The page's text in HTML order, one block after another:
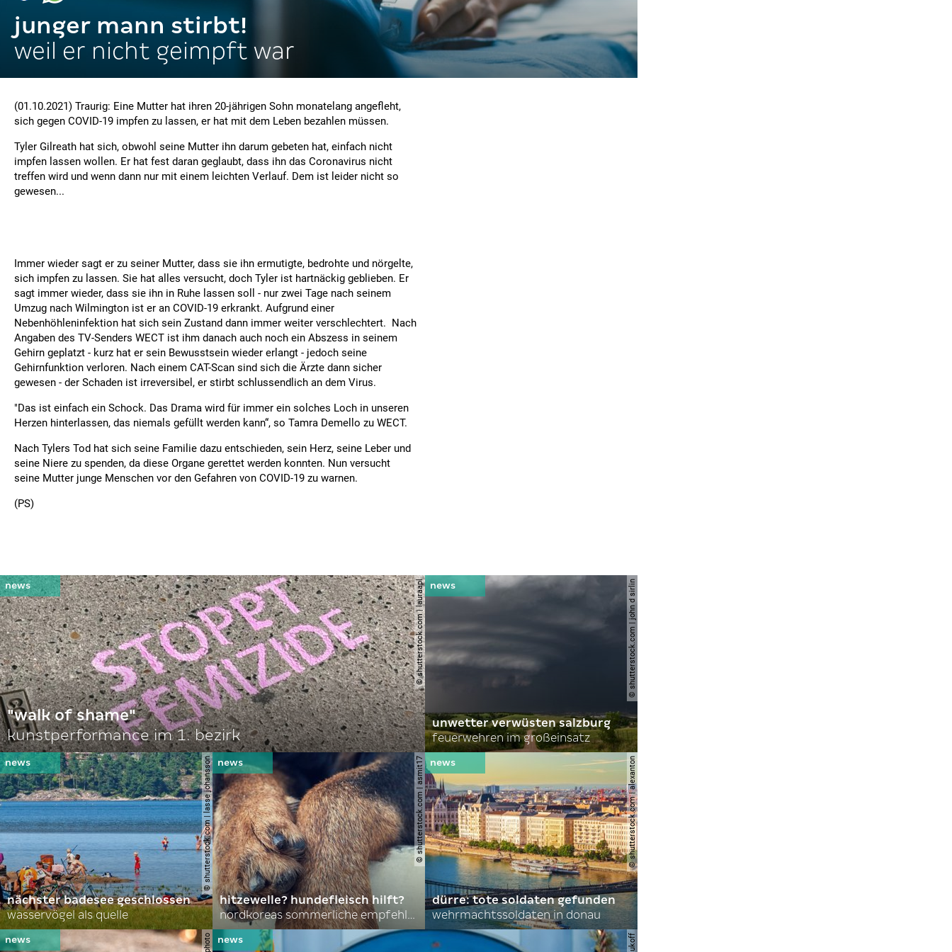
junger mann stirbt!
weil er nicht geimpft war
(01.10.2021) Traurig: Eine Mutter hat ihren 20-jährigen Sohn monatelang angefleht,
sich gegen COVID-19 impfen zu lassen, er hat mit dem Leben bezahlen müssen.
Tyler Gilreath hat sich, obwohl seine Mutter ihn darum gebeten hat, einfach nicht
impfen lassen wollen. Er hat fest daran geglaubt, dass ihn das Coronavirus nicht
treffen wird und wenn dann nur mit einem leichten Verlauf. Dem ist leider nicht so
gewesen...
Immer wieder sagt er zu seiner Mutter, dass sie ihn ermutigte, bedrohte und nörgelte,
sich impfen zu lassen. Sie hat alles versucht, doch Tyler ist hartnäckig geblieben. Er
sagt immer wieder, dass sie ihn in Ruhe lassen soll - nur zwei Tage nach seinem
Umzug nach Wilmington ist er an COVID-19 erkrankt. Aufgrund einer
Nebenhöhleninfektion hat sich sein Zustand dann immer weiter verschlechtert. Nach
Angaben des TV-Senders WECT ist ihm danach auch noch ein Abszess in seinem
Gehirn geplatzt - kurz hat er sein Bewusstsein wieder erlangt - jedoch seine
Gehirnfunktion verloren. Nach einem CAT-Scan sind sich die Ärzte dann sicher
gewesen - der Schaden ist irreversibel, er stirbt schlussendlich an dem Virus.
"Das ist einfach ein Schock. Das Drama wird für immer ein solches Loch in unseren
Herzen hinterlassen, das niemals gefüllt werden kann“, so Tamra Demello zu WECT.
Nach Tylers Tod hat sich seine Familie dazu entschieden, sein Herz, seine Leber und
seine Niere zu spenden, da diese Organe gerettet werden konnten. Nun versucht
seine Mutter junge Menschen vor den Gefahren von COVID-19 zu warnen.
(PS)
© shutterstock.com | lauraapl
"walk of shame"
kunstperformance im 1. bezirk
© shutterstock.com | john d sirlin
unwetter verwüsten salzburg
feuerwehren im großeinsatz
© shutterstock.com | lasse johansson
nächster badesee geschlossen
wasservögel als quelle
© shutterstock.com | asmit17
hitzewelle? hundefleisch hilft?
nordkoreas sommerliche empfehlungen
© shutterstock.com | alexanton
dürre: tote soldaten gefunden
wehrmachtssoldaten in donau